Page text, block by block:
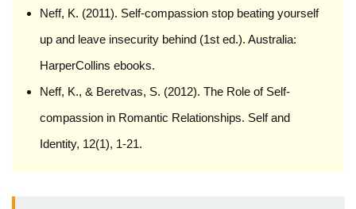
Neff, K. (2011). Self-compassion stop beating yourself
up and leave insecurity behind (1st ed.). Australia:
HarperCollins ebooks.
Neff, K., & Beretvas, S. (2012). The Role of Self-
compassion in Romantic Relationships. Self and
Identity, 12(1), 1-21.